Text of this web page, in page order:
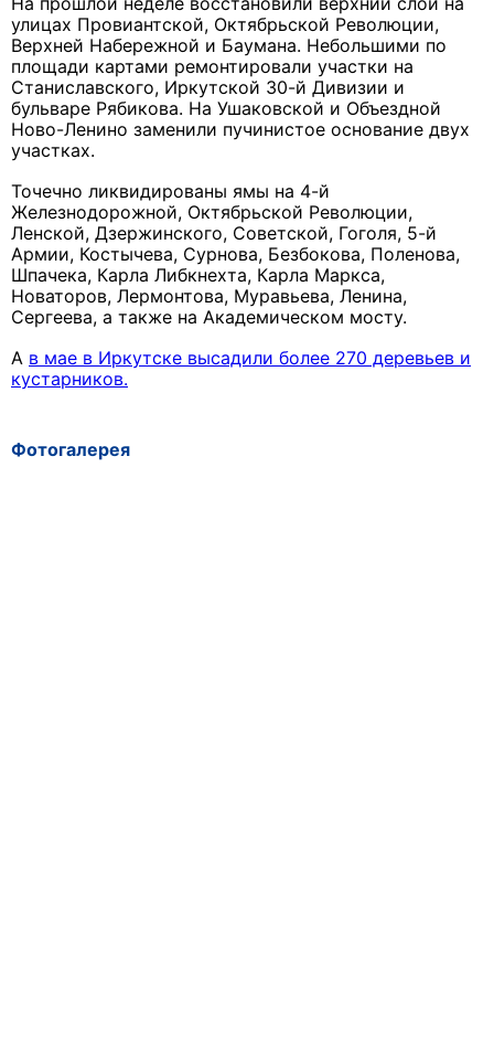
улицах Провиантской, Октябрьской Революции,
Верхней Набережной и Баумана. Небольшими по
площади картами ремонтировали участки на
Станиславского, Иркутской 30-й Дивизии и
бульваре Рябикова. На Ушаковской и Объездной
Ново-Ленино заменили пучинистое основание двух
участках.
Точечно ликвидированы ямы на 4-й
Железнодорожной, Октябрьской Революции,
Ленской, Дзержинского, Советской, Гоголя, 5-й
Армии, Костычева, Сурнова, Безбокова, Поленова,
Шпачека, Карла Либкнехта, Карла Маркса,
Новаторов, Лермонтова, Муравьева, Ленина,
Сергеева, а также на Академическом мосту.
А в мае в Иркутске высадили более 270 деревьев и
кустарников.
Фотогалерея